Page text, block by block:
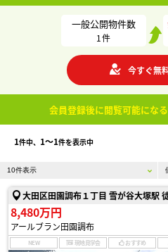
一般公開物件数
1件
今すぐ無
会員登録後に閲覧可能になる
1件中、 1〜1件を表示中
大田区田園調布１丁目 雪が谷大塚駅
8,480万円
アールブラン田園調布
NEW 現地見学会 おすすめ